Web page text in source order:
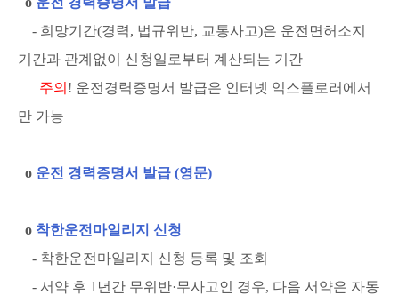
- 희망기간(경력, 법규위반, 교통사고)은 운전면허소지
기간과 관계없이 신청일로부터 계산되는 기간
주의 ! 운전경력증명서 발급은 인터넷 익스플로러에서
만 가능
ο 운전 경력증명서 발급 (영문)
ο 착한운전마일리지 신청
- 착한운전마일리지 신청 등록 및 조회
- 서약 후 1년간 무위반·무사고인 경우, 다음 서약은 자동